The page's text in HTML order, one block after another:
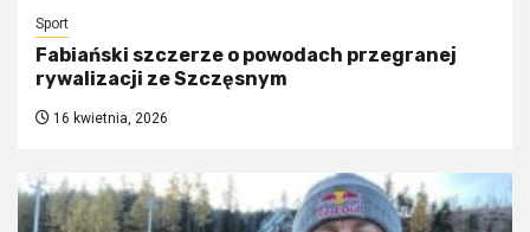
Sport
Fabiański szczerze o powodach przegranej
rywalizacji ze Szczęsnym
16 kwietnia, 2026